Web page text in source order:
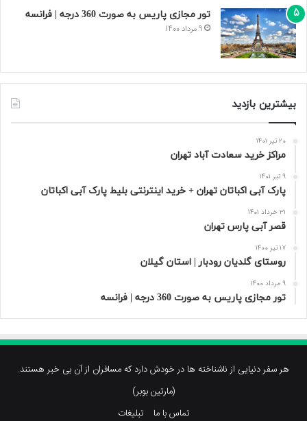
تور مجازی پاریس به صورت 360 درجه | فرانسه
9 مرداد 1400
بیشترین بازدید
20 تیر 1401
مراکز خرید سعادت‌ آباد تهران
9 تیر 1401
پارک آبی اکباتان تهران + خرید اینترنتی بلیط پارک آبی اکباتان
31 خرداد 1401
قصر آبی پارس تهران
17 تیر 1400
روستای گلدیان رودبار | استان گیلان
9 مرداد 1400
تور مجازی پاریس به صورت 360 درجه | فرانسه
هر سفر دنیایی از ناشناخته ها در خودش دارد که مسافران از آن بی خبر هستند.
(مارتین بوبر)
تماس با ما
تبلیغات